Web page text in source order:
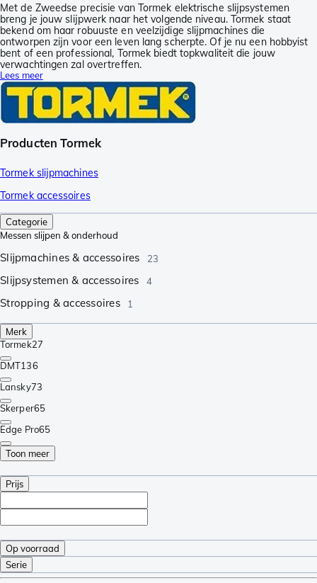
Met de Zweedse precisie van Tormek elektrische slijpsystemen
breng je jouw slijpwerk naar het volgende niveau. Tormek staat
bekend om haar robuuste en veelzijdige slijpmachines die
ontworpen zijn voor een leven lang scherpte. Of je nu een hobbyist
bent of een professional, Tormek biedt topkwaliteit die jouw
verwachtingen zal overtreffen.
Lees meer
Producten Tormek
Tormek slijpmachines
Tormek accessoires
Categorie
Messen slijpen & onderhoud
Slijpmachines & accessoires 23
Slijpsystemen & accessoires 4
Stropping & accessoires 1
Merk
Tormek27
DMT136
Lansky73
Skerper65
Edge Pro65
Toon meer
Prijs
Op voorraad
Serie